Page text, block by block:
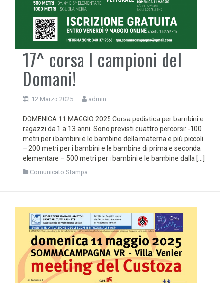
17^ corsa I campioni del
Domani!
12 Marzo 2025 admin
DOMENICA 11 MAGGIO 2025 Corsa podistica per bambini e
ragazzi da 1 a 13 anni. Sono previsti quattro percorsi: -100
metri per i bambini e le bambine della materna e più piccoli
– 200 metri per i bambini e le bambine di prima e seconda
elementare – 500 metri per i bambini e le bambine dalla […]
Comunicato Stampa